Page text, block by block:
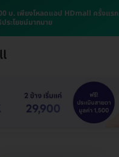
บ. เพียงโหลดแอป HDmall ครั้งแรก
ระโยชน์มากมาย